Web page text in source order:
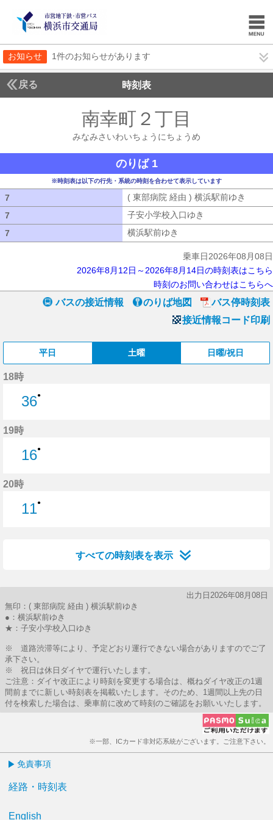
お知らせ 1件のお知らせがあります
戻る 時刻表
南幸町２丁目
みなみさいわいちょうにちょうめ
のりば 1
※時刻表は以下の行先・系統の時刻を合わせて表示しています
7 ( 東部病院 経由 ) 横浜駅前ゆき
7
子安小学校入口ゆき
7
横浜駅前ゆき
乗車日2026年08月08日
2026年8月12日～2026年8月14日の時刻表はこちら
時刻のお問い合わせはこちらへ
バスの接近情報 のりば地図
バス停時刻表
接近情報コード印刷
平日 土曜 日曜/祝日
18時
36●
19時
16●
20時
11●
すべての時刻表を表示
出力日2026年08月08日
無印：( 東部病院 経由 ) 横浜駅前ゆき
●：横浜駅前ゆき
★：子安小学校入口ゆき
※ 道路渋滞等により、予定どおり運行できない場合がありますのでご了
承下さい。
※ 祝日は休日ダイヤで運行いたします。
ご注意：ダイヤ改正により時刻を変更する場合は、概ねダイヤ改正の1週
間前までに新しい時刻表を掲載いたします。そのため、1週間以上先の日
付を検索した場合は、乗車前に改めて時刻のご確認をお願いいたします。
※一部、ICカード非対応系統がございます。ご注意下さい。
免責事項
経路・時刻表
English